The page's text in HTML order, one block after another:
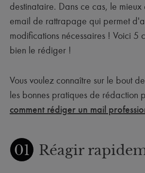
destinataire. Dans ce cas, le mieux
email de rattrapage qui permet
modifications nécessaires ! Voici 5
bien le rédiger !
Vous voulez connaître sur le bout
les bonnes pratiques de rédaction
comment rédiger un mail
01 Réagir